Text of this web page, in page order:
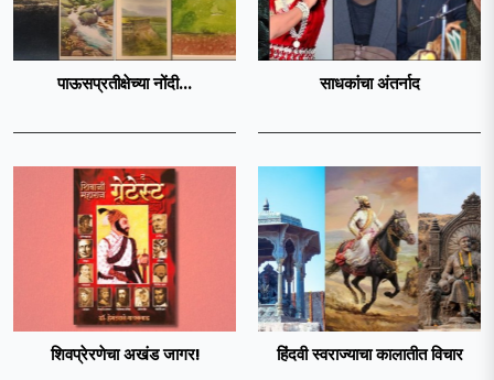
पाऊसप्रतीक्षेच्या नोंदी... साधकांचा अंतर्नाद
शिवप्रेरणेचा अखंड जागर! हिंदवी स्वराज्याचा कालातीत विचार